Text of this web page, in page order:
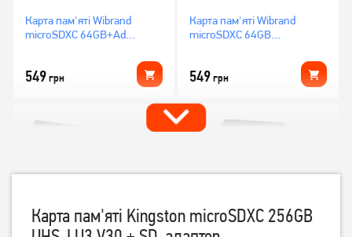
Карта пам'яті Wibrand
microSDXC 64GB+Ad
549грн
Карта пам'яті Wibrand
microSDXC 64GB
549грн
Карта пам'яті Kingston microSDXC 256GB